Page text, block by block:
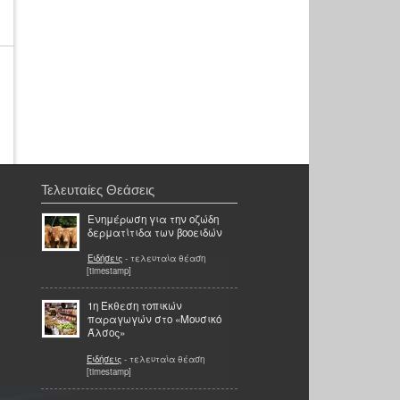
Τελευταίες Θεάσεις
Ενημέρωση για την οζώδη
δερματίτιδα των βοοειδών
Ειδήσεις - τελευταία θέαση
[timestamp]
1η Έκθεση τοπικών
παραγωγών στο «Μουσικό
Άλσος»
Ειδήσεις - τελευταία θέαση
[timestamp]